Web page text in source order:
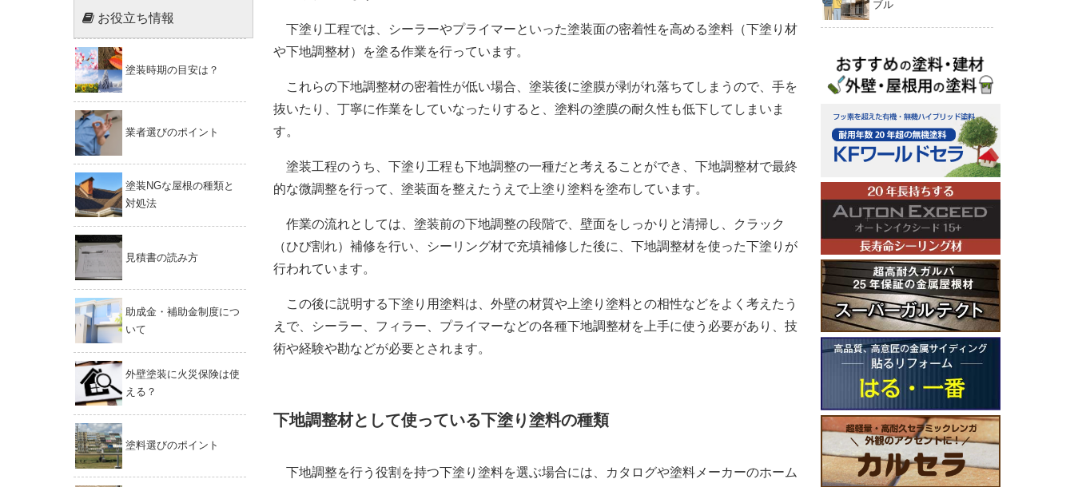
お役立ち情報
塗装時期の目安は？
業者選びのポイント
塗装NGな屋根の種類と
対処法
見積書の読み方
助成金・補助金制度につ
いて
外壁塗装に火災保険は使
える？
塗料選びのポイント
下塗り工程では、シーラーやプライマーといった塗装面の密着性を高める塗料（下塗り材
や下地調整材）を塗る作業を行っています。
これらの下地調整材の密着性が低い場合、塗装後に塗膜が剥がれ落ちてしまうので、手を
抜いたり、丁寧に作業をしていなったりすると、塗料の塗膜の耐久性も低下してしまいま
す。
塗装工程のうち、下塗り工程も下地調整の一種だと考えることができ、下地調整材で最終
的な微調整を行って、塗装面を整えたうえで上塗り塗料を塗布しています。
作業の流れとしては、塗装前の下地調整の段階で、壁面をしっかりと清掃し、クラック
（ひび割れ）補修を行い、シーリング材で充填補修した後に、下地調整材を使った下塗りが
行われています。
この後に説明する下塗り用塗料は、外壁の材質や上塗り塗料との相性などをよく考えたう
えで、シーラー、フィラー、プライマーなどの各種下地調整材を上手に使う必要があり、技
術や経験や勘などが必要とされます。
下地調整材として使っている下塗り塗料の種類
下地調整を行う役割を持つ下塗り塗料を選ぶ場合には、カタログや塗料メーカーのホーム
ブル